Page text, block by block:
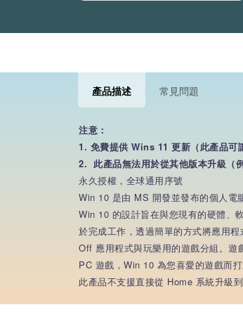
產品描述 常見問題
注意：
1. 免費提供 Wins 11 更新（此產品可
2. 此產品無法用於從其他版本升級（
永久授權，全球通用序號
Win 10 是由 MS 開發並發布的個人電
Win 10 的設計旨在與您現有的硬體、
於完成工作，透過簡單的方式將應用
Off 應用程式與玩樂用的遊戲分組。
PC 遊戲，Win 10 為您喜愛的遊戲而打
此產品不支援直接從 Home 系統升級